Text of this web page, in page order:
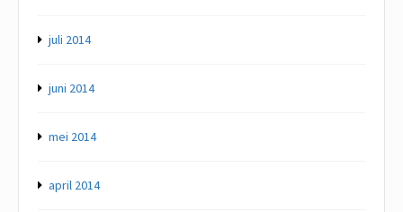
juli 2014
juni 2014
mei 2014
april 2014